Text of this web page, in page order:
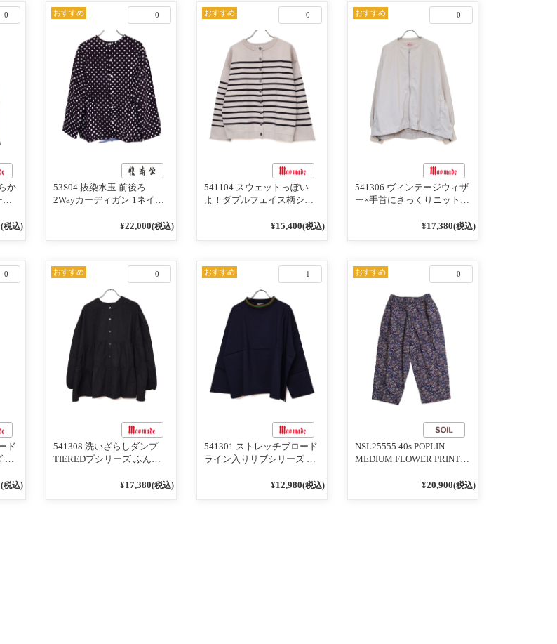
0
か
ズ
ュ
(税込)
0
おすすめ
53S04 抜染水玉 前後ろ
2Wayカーディガン 1ネイビ
¥22,000(税込)
0
おすすめ
541104 スウェットっぽい
よ！ダブルフェイス柄シリ
めて 2WAY プルオーバー
¥15,400(税込)
0
おすすめ
541306 ヴィンテージウィザ
ー×手首にさっくりニット付
ンドカラージャケット 02オ
¥17,380(税込)
0
ド
ふ
イ
(税込)
0
おすすめ
541308 洗いざらしダンプ
TIEREDブシリーズ ふんわ
99ブラック/クロ¥17,380(税込)
1
おすすめ
541301 ストレッチブロード
ライン入りリブシリーズ ロ
ライン入りリブプルオーバ
¥12,980(税込)
0
おすすめ
NSL25555 40s POPLIN
MEDIUM FLOWER PRINT
3800NAVY BASE¥20,900(税込)